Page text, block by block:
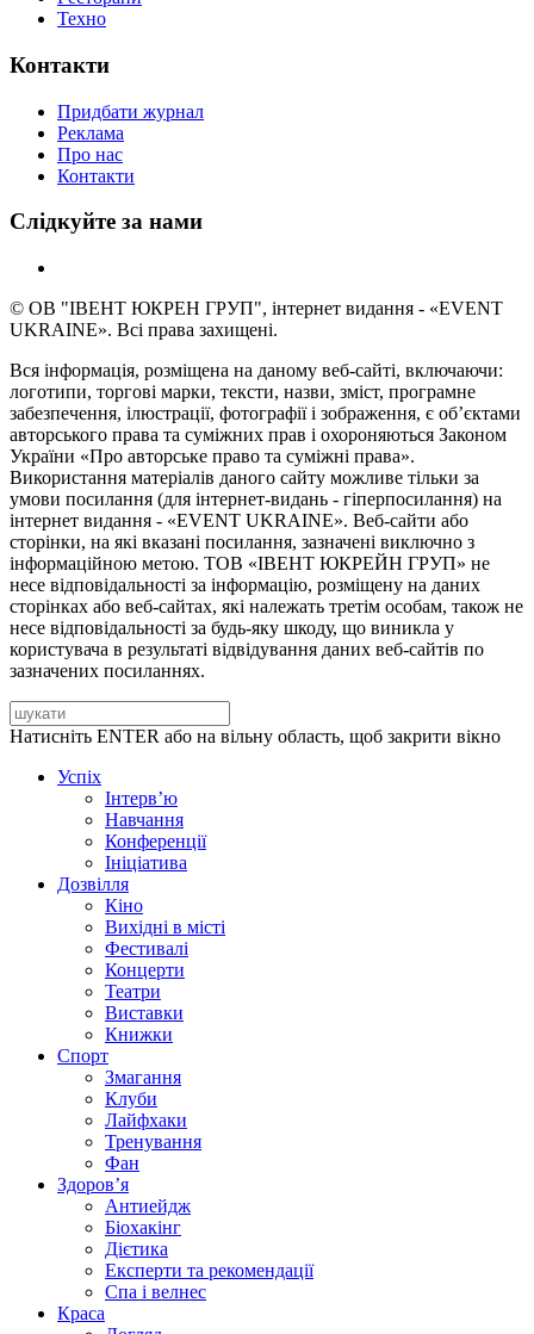
Техно
Контакти
Придбати журнал
Реклама
Про нас
Контакти
Слідкуйте за нами
© ОВ "ІВЕНТ ЮКРЕН ГРУП", інтернет видання - «EVENT
UKRAINE». Всі права захищені.
Вся інформація, розміщена на даному веб-сайті, включаючи:
логотипи, торгові марки, тексти, назви, зміст, програмне
забезпечення, ілюстрації, фотографії і зображення, є об’єктами
авторського права та суміжних прав і охороняються Законом
України «Про авторське право та суміжні права».
Використання матеріалів даного сайту можливе тільки за
умови посилання (для інтернет-видань - гіперпосилання) на
інтернет видання - «EVENT UKRAINE». Веб-сайти або
сторінки, на які вказані посилання, зазначені виключно з
інформаційною метою. ТОВ «ІВЕНТ ЮКРЕЙН ГРУП» не
несе відповідальності за інформацію, розміщену на даних
сторінках або веб-сайтах, які належать третім особам, також не
несе відповідальності за будь-яку шкоду, що виникла у
користувача в результаті відвідування даних веб-сайтів по
зазначених посиланнях.
Натисніть ENTER або на вільну область, щоб закрити вікно
Успіх
Інтерв’ю
Навчання
Конференції
Ініціатива
Дозвілля
Кіно
Вихідні в місті
Фестивалі
Концерти
Театри
Виставки
Книжки
Спорт
Змагання
Клуби
Лайфхаки
Тренування
Фан
Здоров’я
Антиейдж
Біохакінг
Дієтика
Експерти та рекомендації
Спа i велнес
Краса